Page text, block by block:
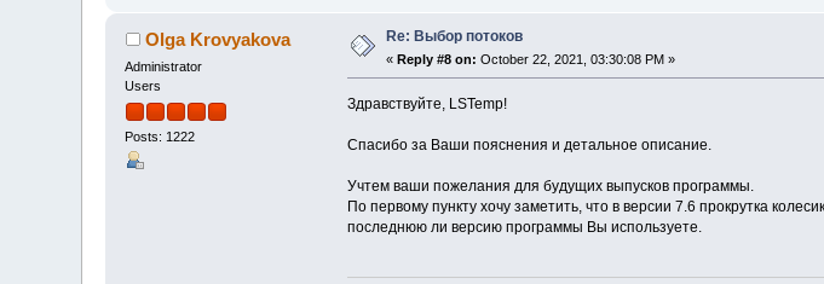
Olga Krovyakova
Administrator
Users
Posts: 1222
Re: Выбор потоков
«Reply #8 on: October 22, 2021, 03:30:08 PM »
Здравствуйте, LSTemp!
Спасибо за Ваши пояснения и детальное описание.
Учтем ваши пожелания для будущих выпусков программы.
По первому пункту хочу заметить, что в версии 7.6 прокрутка
последнюю ли версию программы Вы используете.